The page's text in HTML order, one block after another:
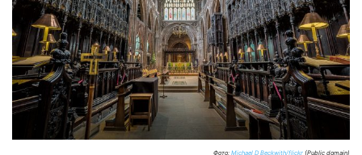
Фото: Michael D Beckwith/flickr (Public domain)